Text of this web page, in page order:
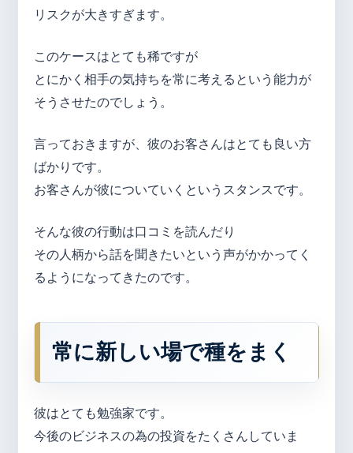
リスクが大きすぎます。
このケースはとても稀ですが
とにかく相手の気持ちを常に考えるという能力が
そうさせたのでしょう。
言っておきますが、彼のお客さんはとても良い方
ばかりです。
お客さんが彼についていくというスタンスです。
そんな彼の行動は口コミを読んだり
その人柄から話を聞きたいという声がかかってく
るようになってきたのです。
常に新しい場で種をまく
彼はとても勉強家です。
今後のビジネスの為の投資をたくさんしていま